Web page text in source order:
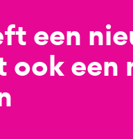
een
een